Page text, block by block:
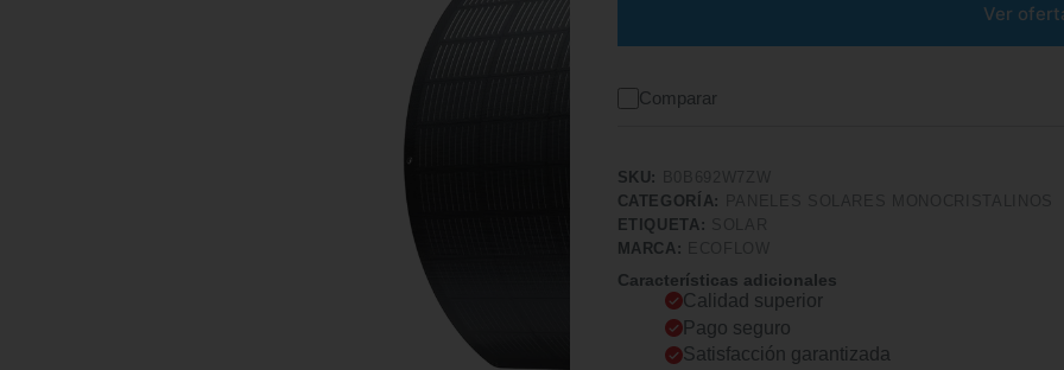
Ver
Comparar
SKU:
CATEGORÍA:
ETIQUETA:
MARCA:
Características adicionales
Calidad superior
Pago seguro
Satisfacción garantizada